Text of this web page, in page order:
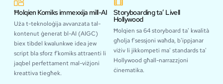
Ħolqien Komiks immexxija mill-AI
Uża t-teknoloġija avvanzata tal-
kontenut ġenerat bl-AI (AIGC)
biex tibdel kwalunkwe idea jew
script bla sforz f’komiks attraenti li
jaqbel perfettament mal-viżjoni
kreattiva tiegħek.
Storyboarding ta’ Livell
Hollywood
Ħolqien sa 64 storyboard ta' kwalità
għolja f'sessjoni waħda, b'ippjanar
viżiv li jikkompeti ma' standards ta'
Hollywood għall-narrazzjoni
ċinematika.